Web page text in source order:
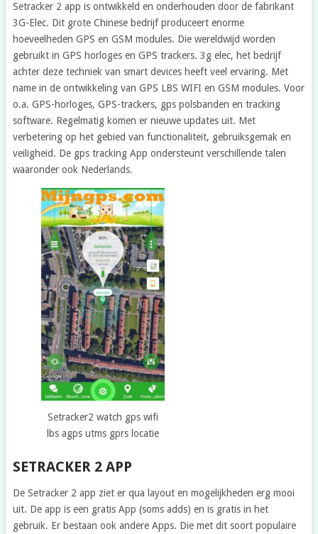
Setracker 2 app is ontwikkeld en onderhouden door de fabrikant
3G-Elec. Dit grote Chinese bedrijf produceert enorme
hoeveelheden GPS en GSM modules. Die wereldwijd worden
gebruikt in GPS horloges en GPS trackers. 3g elec, het bedrijf
achter deze techniek van smart devices heeft veel ervaring. Met
name in de ontwikkeling van GPS LBS WIFI en GSM modules. Voor
o.a. GPS-horloges, GPS-trackers, gps polsbanden en tracking
software. Regelmatig komen er nieuwe updates uit. Met
verbetering op het gebied van functionaliteit, gebruiksgemak en
veiligheid. De gps tracking App ondersteunt verschillende talen
waaronder ook Nederlands.
Setracker2 watch gps wifi
lbs agps utms gprs locatie
SETRACKER 2 APP
De Setracker 2 app ziet er qua layout en mogelijkheden erg mooi
uit. De app is een gratis App (soms adds) en is gratis in het
gebruik. Er bestaan ook andere Apps. Die met dit soort populaire